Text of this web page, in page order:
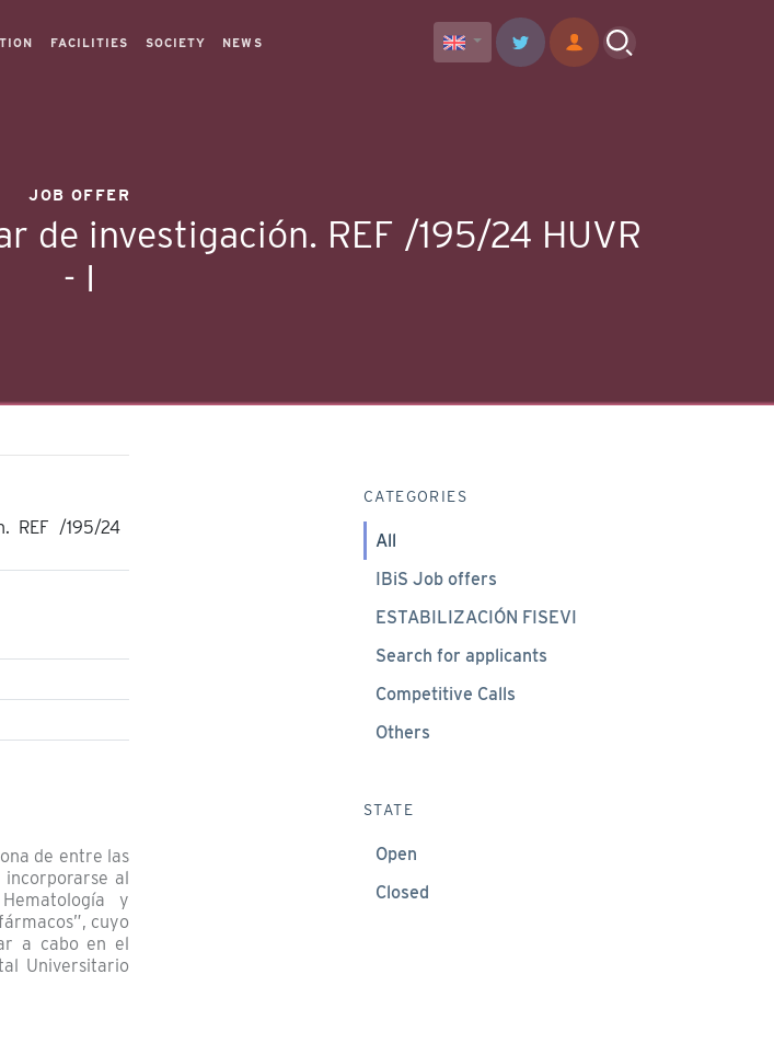
FACILITIES SOCIETY NEWS
JOB OFFER
de investigación. REF /195/24 HUVR
- I
REF /195/24
de entre las
incorporarse al
y
cuyo
a cabo en el
Universitario
CATEGORIES
All
IBiS Job offers
ESTABILIZACIÓN FISEVI
Search for applicants
Competitive Calls
Others
STATE
Open
Closed